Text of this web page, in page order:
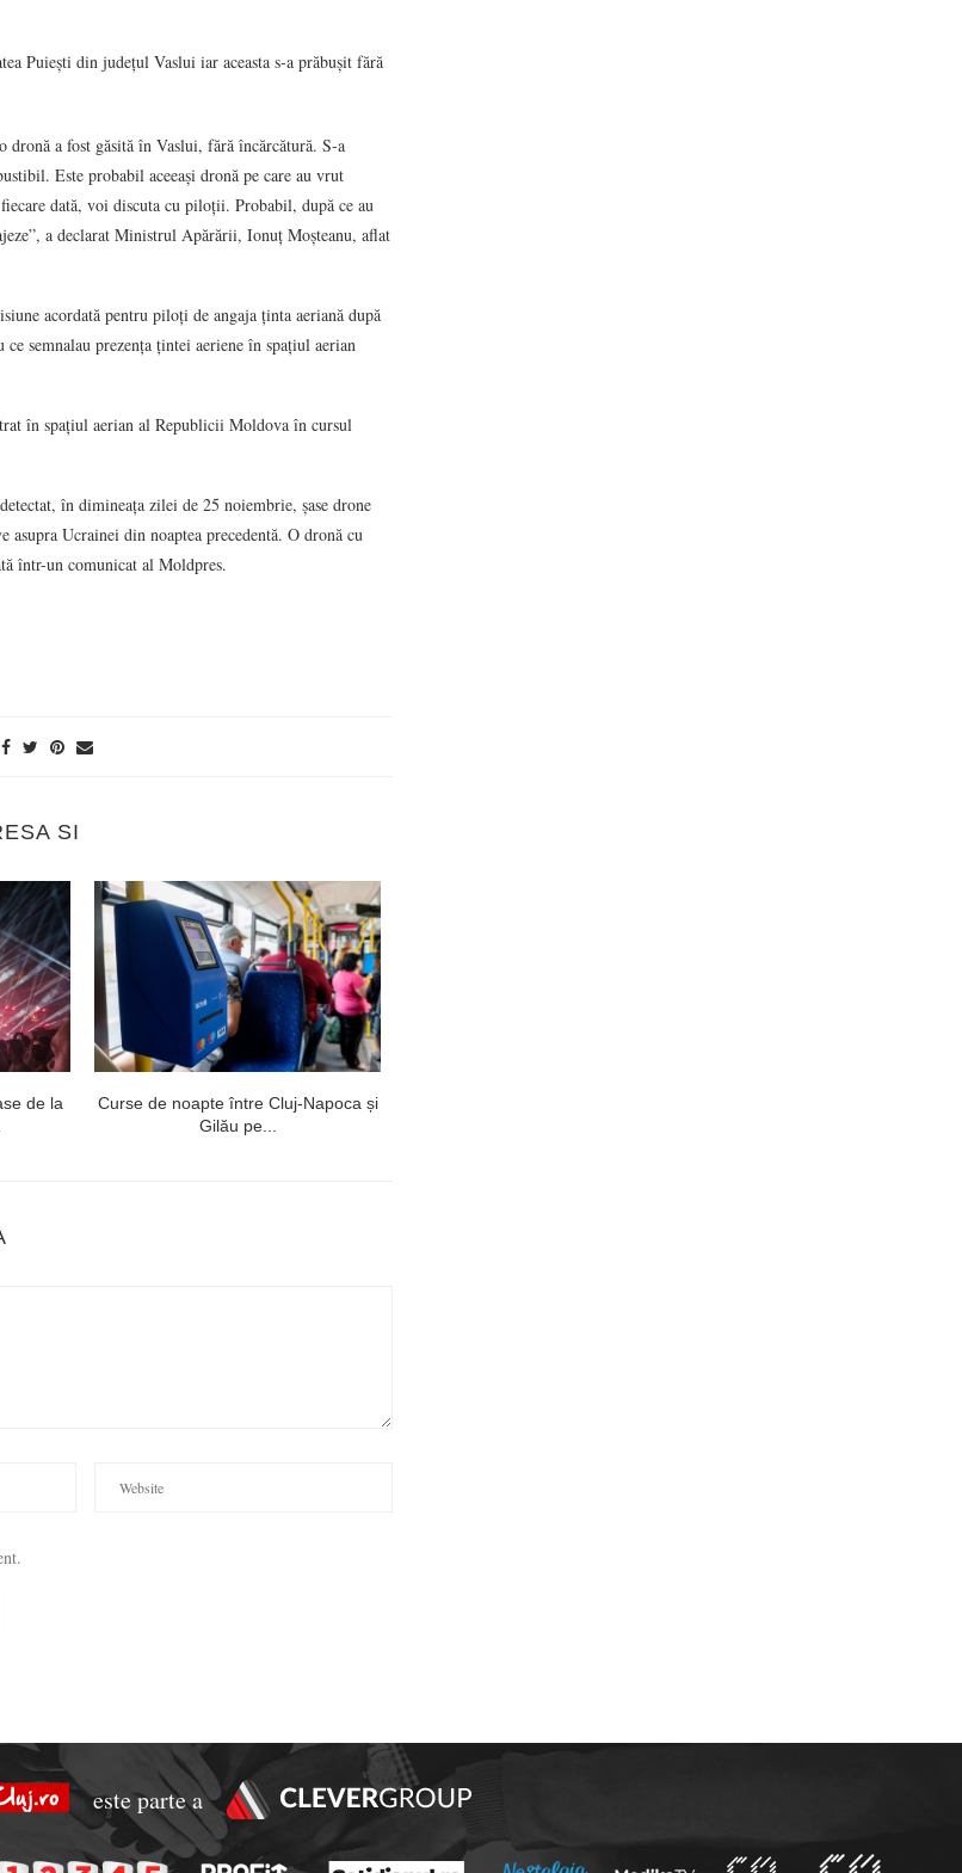
Puiești din județul Vaslui iar aceasta s-a prăbușit fără
a fost găsită în Vaslui, fără încărcătură. S-a
Este probabil aceeași dronă pe care au vrut
dată, voi discuta cu piloții. Probabil, după ce au
a declarat Ministrul Apărării, Ionuț Moșteanu, aflat
acordată pentru piloți de angaja ținta aeriană după
semnalau prezența țintei aeriene în spațiul aerian
în spațiul aerian al Republicii Moldova în cursul
în dimineața zilei de 25 noiembrie, șase drone
Ucrainei din noaptea precedentă. O dronă cu
într-un comunicat al Moldpres.
SI
de la
Curse de noapte între Cluj-Napoca și
Gilău pe...
este parte a